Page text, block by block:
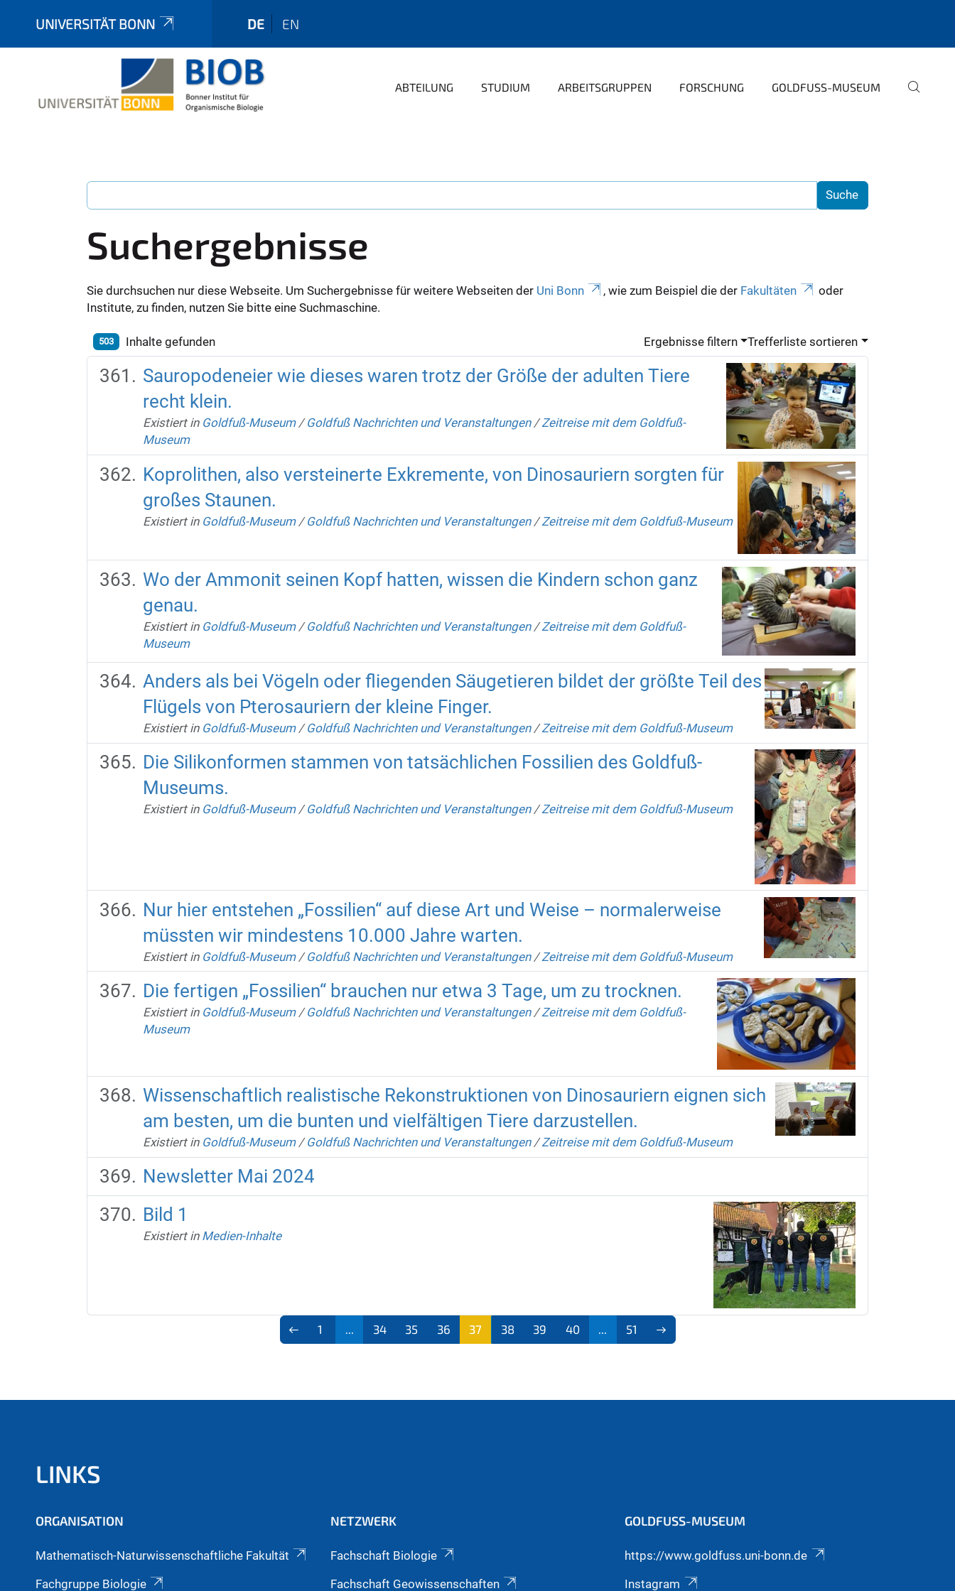
UNIVERSITÄT BONN DE EN
ABTEILUNG STUDIUM ARBEITSGRUPPEN FORSCHUNG GOLDFUSS-MUSEUM
Suchergebnisse
Sie durchsuchen nur diese Webseite. Um Suchergebnisse für weitere Webseiten der Uni Bonn , wie zum Beispiel die der Fakultäten
oder
Institute, zu finden, nutzen Sie bitte eine Suchmaschine.
503 Inhalte gefunden Ergebnisse filtern Trefferliste sortieren
Sauropodeneier wie dieses waren trotz der Größe der adulten Tiere
recht klein.
Existiert in Goldfuß-Museum /Goldfuß Nachrichten und Veranstaltungen /Zeitreise mit dem Goldfuß-
Museum
Koprolithen, also versteinerte Exkremente, von Dinosauriern sorgten für
großes Staunen.
Existiert in Goldfuß-Museum /Goldfuß Nachrichten und Veranstaltungen /Zeitreise mit dem Goldfuß-Museum
Wo der Ammonit seinen Kopf hatten, wissen die Kindern schon ganz
genau.
Existiert in Goldfuß-Museum /Goldfuß Nachrichten und Veranstaltungen /Zeitreise mit dem Goldfuß-
Museum
Anders als bei Vögeln oder fliegenden Säugetieren bildet der größte Teil des
Flügels von Pterosauriern der kleine Finger.
Existiert in Goldfuß-Museum /Goldfuß Nachrichten und Veranstaltungen /Zeitreise mit dem Goldfuß-Museum
Die Silikonformen stammen von tatsächlichen Fossilien des Goldfuß-
Museums.
Existiert in Goldfuß-Museum /Goldfuß Nachrichten und Veranstaltungen /Zeitreise mit dem Goldfuß-Museum
Nur hier entstehen „Fossilien“ auf diese Art und Weise – normalerweise
müssten wir mindestens 10.000 Jahre warten.
Existiert in Goldfuß-Museum /Goldfuß Nachrichten und Veranstaltungen /Zeitreise mit dem Goldfuß-Museum
Die fertigen „Fossilien“ brauchen nur etwa 3 Tage, um zu trocknen.
Existiert in Goldfuß-Museum /Goldfuß Nachrichten und Veranstaltungen /Zeitreise mit dem Goldfuß-
Museum
Wissenschaftlich realistische Rekonstruktionen von Dinosauriern eignen sich
am besten, um die bunten und vielfältigen Tiere darzustellen.
Existiert in Goldfuß-Museum /Goldfuß Nachrichten und Veranstaltungen /Zeitreise mit dem Goldfuß-Museum
Newsletter Mai 2024
Bild 1
Existiert in Medien-Inhalte
1 ... 34 35 36
37
38 39 40 ... 51
LINKS
ORGANISATION
Mathematisch-Naturwissenschaftliche Fakultät
Fachgruppe Biologie
NETZWERK
Fachschaft Biologie
Fachschaft Geowissenschaften
GOLDFUSS-MUSEUM
https://www.goldfuss.uni-bonn.de
Instagram